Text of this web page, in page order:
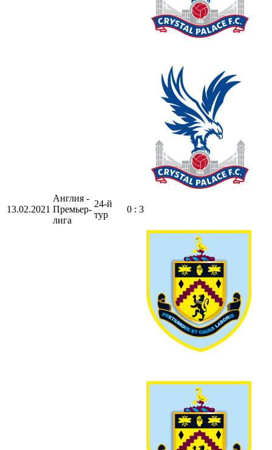
13.02.2021
Англия -
Премьер-
лига
24-й
тур
0 : 3